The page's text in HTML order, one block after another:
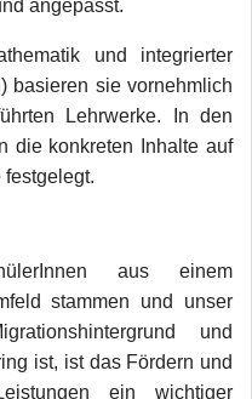
angepasst.
und integrierter
basieren sie vornehmlich
Lehrwerke. In den
die konkreten Inhalte auf
aus einem
stammen und unser
und
ist, ist das Fördern und
ein wichtiger